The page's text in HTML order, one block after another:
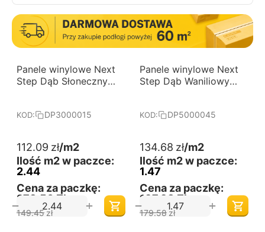
-25%
Darmowa dostawa
od 60 m2
Panele winylowe Next
Step Dąb Słoneczny
KOD: DP3000015
112.09 zł/m2
Ilość m2 w paczce:
2.44
Cena za paczkę:
273,50 Zł
149.45zł
+
−
-25%
Darmowa dostawa
od 60 m2
Panele winylowe Next
Step Dąb Waniliowy
KOD: DP5000045
134.68 zł/m2
Ilość m2 w paczce:
1.47
Cena za paczkę:
197,98 Zł
179.58zł
+
−